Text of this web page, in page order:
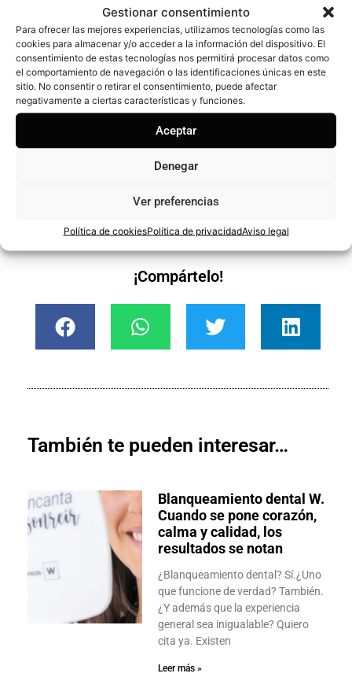
Gestionar consentimiento
Para ofrecer las mejores experiencias, utilizamos tecnologías como las
cookies para almacenar y/o acceder a la información del dispositivo. El
consentimiento de estas tecnologías nos permitirá procesar datos como
el comportamiento de navegación o las identificaciones únicas en este
sitio. No consentir o retirar el consentimiento, puede afectar
negativamente a ciertas características y funciones.
Aceptar
Denegar
Ver preferencias
Política de cookiesPolítica de privacidadAviso legal
orales contra las bacterias, lo que aumenta la
predisposición a padecer caries dental e infecciones por
hongos(micosis y candidiasis)
En última instancia, y teniendo en cuenta que una
enfermedad grave de las encías produce pérdida de tejido
gingival y óseo, las personas con diabetes tienen un mayor
riesgo de sufrir pérdida de dientes si no se tratan
¡Compártelo!
También te pueden interesar…
Blanqueamiento dental W.
Cuando se pone corazón,
calma y calidad, los
resultados se notan
¿Blanqueamiento dental? Sí.¿Uno
que funcione de verdad? También.
¿Y además que la experiencia
general sea inigualable? Quiero
cita ya. Existen
Leer más »